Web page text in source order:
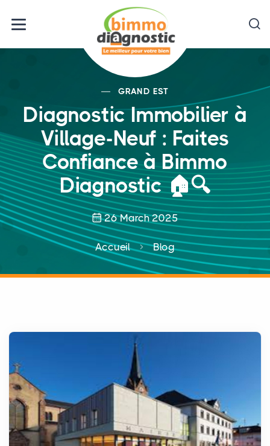
GRAND EST
Diagnostic Immobilier à
Village-Neuf : Faites
Confiance à Bimmo
Diagnostic 🏠🔍
26 March 2025
Accueil Blog